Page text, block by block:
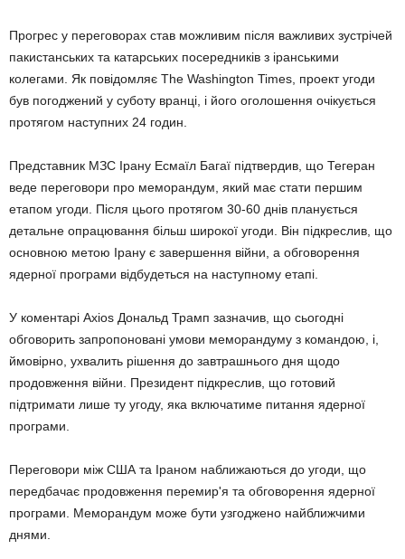
Прогрес у переговорах став можливим після важливих зустрічей
пакистанських та катарських посередників з іранськими
колегами. Як повідомляє The Washington Times, проект угоди
був погоджений у суботу вранці, і його оголошення очікується
протягом наступних 24 годин.
Представник МЗС Ірану Есмаїл Багаї підтвердив, що Тегеран
веде переговори про меморандум, який має стати першим
етапом угоди. Після цього протягом 30-60 днів планується
детальне опрацювання більш широкої угоди. Він підкреслив, що
основною метою Ірану є завершення війни, а обговорення
ядерної програми відбудеться на наступному етапі.
У коментарі Axios Дональд Трамп зазначив, що сьогодні
обговорить запропоновані умови меморандуму з командою, і,
ймовірно, ухвалить рішення до завтрашнього дня щодо
продовження війни. Президент підкреслив, що готовий
підтримати лише ту угоду, яка включатиме питання ядерної
програми.
Переговори між США та Іраном наближаються до угоди, що
передбачає продовження перемир'я та обговорення ядерної
програми. Меморандум може бути узгоджено найближчими
днями.